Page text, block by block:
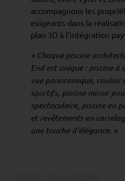
accompagnons les
exigeants dans la
plan 3D à l’intégration
« Chaque piscine
End est unique : piscine à
vue panoramique, couloir
sportifs, piscine miroir
spectaculaire, piscine en
et revêtements en
une touche d’élégance. »